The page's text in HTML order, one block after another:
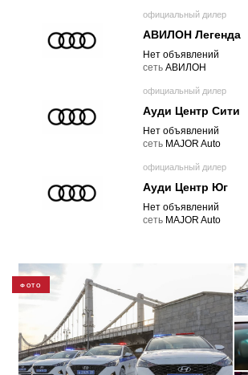
официальный дилер
АВИЛОН Легенда
Нет объявлений
cеть АВИЛОН
официальный дилер
Ауди Центр Сити
Нет объявлений
cеть MAJOR Auto
официальный дилер
Ауди Центр Юг
Нет объявлений
cеть MAJOR Auto
ФОТО